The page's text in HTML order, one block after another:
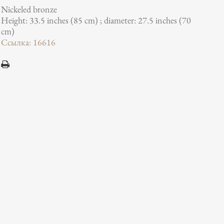
Nickeled bronze
Height: 33.5 inches (85 cm) ; diameter: 27.5 inches (70
cm)
Ссылка: 16616